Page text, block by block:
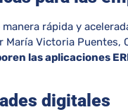
rápida y
Victoria Puentes,
las aplicaciones
digitales